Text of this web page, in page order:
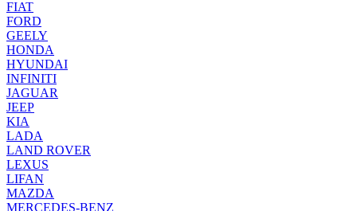
FIAT
FORD
GEELY
HONDA
HYUNDAI
INFINITI
JAGUAR
JEEP
KIA
LADA
LAND ROVER
LEXUS
LIFAN
MAZDA
MERCEDES-BENZ